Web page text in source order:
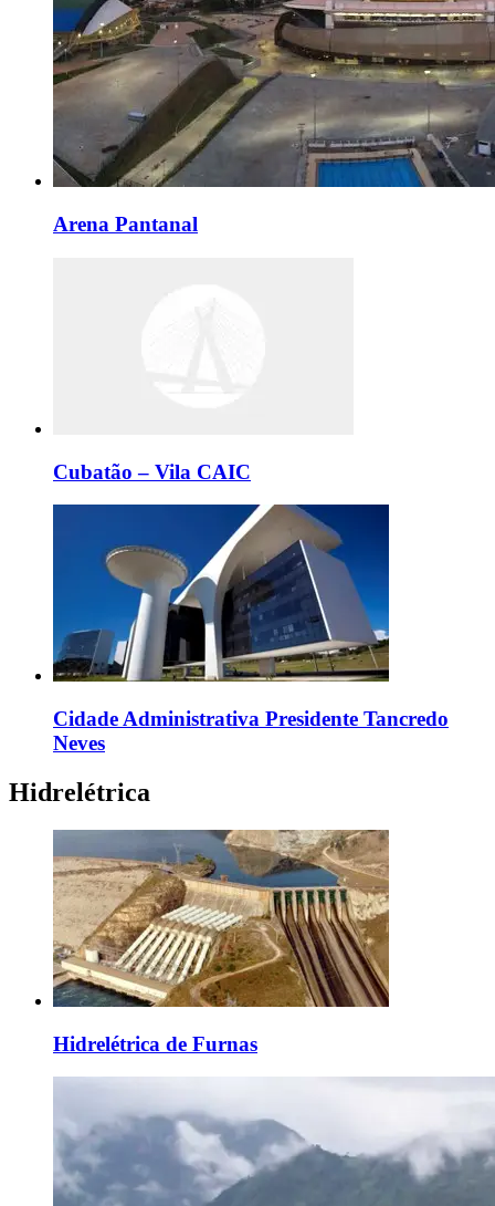
Arena Pantanal
Cubatão – Vila CAIC
Cidade Administrativa Presidente Tancredo
Neves
Hidrelétrica
Hidrelétrica de Furnas